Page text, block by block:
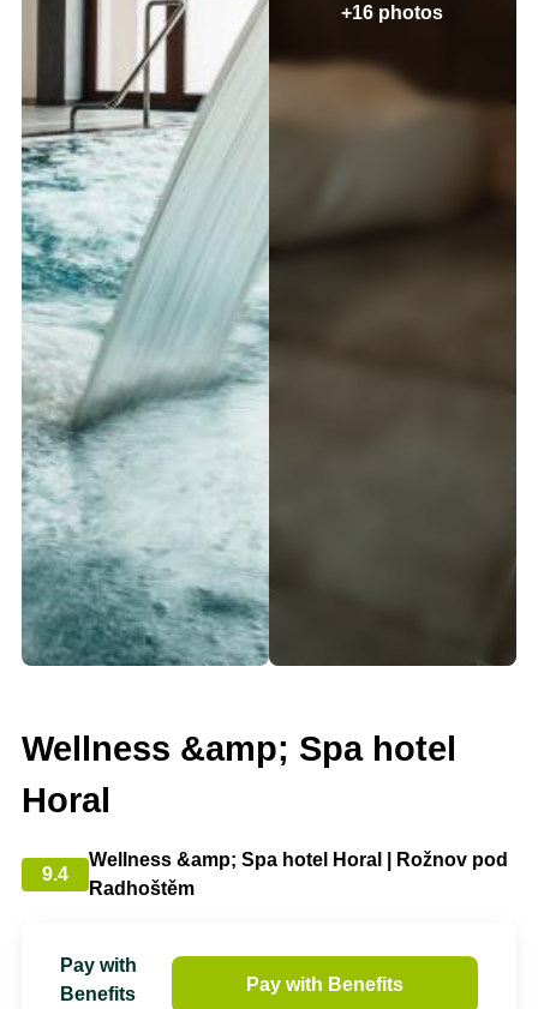
+16 photos
Wellness &amp; Spa hotel
Horal
9.4
Wellness &amp; Spa hotel Horal | Rožnov pod
Radhoštěm
Pay with
Benefits
Pay with Benefits